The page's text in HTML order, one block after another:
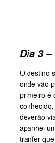
Dia 3
O destino
onde vão
primeiro é
deverão
apanhei
tranfer